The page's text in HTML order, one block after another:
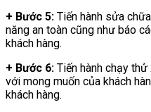
+ Bước 5: Tiến hành sửa
năng an toàn cũng như báo
khách hàng.
+ Bước 6: Tiến hành chạy
với mong muốn của khách
khách hàng.